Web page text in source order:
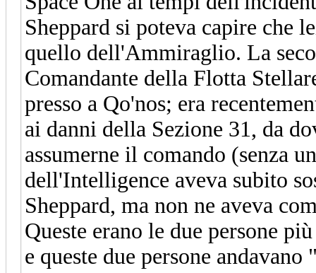
Sheppard si poteva capire che
quello dell'Ammiraglio. La
Comandante della Flotta
presso a Qo'nos; era
ai danni della Sezione 31, da
assumerne il comando (senza
dell'Intelligence aveva subito
Sheppard, ma non ne aveva
Queste erano le due persone
e queste due persone